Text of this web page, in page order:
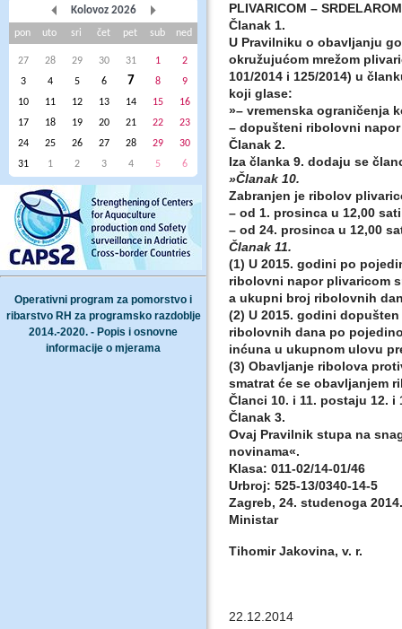
Kolovoz 2026
pon uto sri čet pet sub ned
27 28 29 30 31 1
2
3
4 5 6 7 8
9
10
11 12 13 14 15
16
17
18 19 20 21 22
23
24
25 26 27 28 29
30
31
1 2 3 4 5 6
Operativni program za pomorstvo i
ribarstvo RH za programsko razdoblje
2014.-2020. - Popis i osnovne
informacije o mjerama
PLIVARICOM – SRDELAROM
Članak 1.
U Pravilniku o obavljanju
okružujućom mrežom
101/2014 i 125/2014) u
koji glase:
»– vremenska ograničenja
– dopušteni ribolovni
Članak 2.
Iza članka 9. dodaju se
»Članak 10.
Zabranjen je ribolov
– od 1. prosinca u 12,00
– od 24. prosinca u 12,00
Članak 11.
(1) U 2015. godini po
ribolovni napor plivaricom
a ukupni broj ribolovnih
(2) U 2015. godini
ribolovnih dana po
inćuna u ukupnom ulovu
(3) Obavljanje ribolova
smatrat će se obavljanjem
Članci 10. i 11. postaju 12. i
Članak 3.
Ovaj Pravilnik stupa na
novinama«.
Klasa: 011-02/14-01/46
Urbroj: 525-13/0340-14-5
Zagreb, 24. studenoga 2014.
Ministar
Tihomir Jakovina, v. r.
22.12.2014